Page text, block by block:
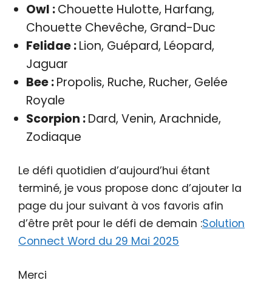
Owl :Chouette Hulotte, Harfang,
Chouette Chevêche, Grand-Duc
Felidae :Lion, Guépard, Léopard,
Jaguar
Bee :Propolis, Ruche, Rucher, Gelée
Royale
Scorpion :Dard, Venin, Arachnide,
Zodiaque
Le défi quotidien d’aujourd’hui étant
terminé, je vous propose donc d’ajouter la
page du jour suivant à vos favoris afin
d’être prêt pour le défi de demain :Solution
Connect Word du 29 Mai 2025
Merci